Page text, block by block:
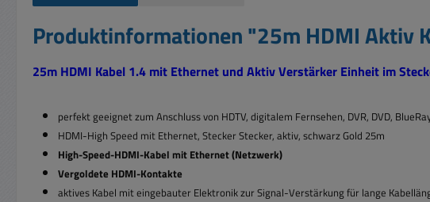
Produktinformationen "25m HDMI Aktiv
25m HDMI Kabel 1.4 mit Ethernet und Aktiv Verstärker Einheit im
perfekt geeignet zum Anschluss von HDTV, digitalem Fernsehen, DVR, DVD,
HDMI-High Speed mit Ethernet, Stecker Stecker, aktiv, schwarz Gold 25m
High-Speed-HDMI-Kabel mit Ethernet (Netzwerk)
Vergoldete HDMI-Kontakte
aktives Kabel mit eingebauter Elektronik zur Signal-Verstärkung für lange